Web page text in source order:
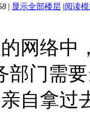
| 显示全部楼层 |阅读
络中，
部门需
自拿过